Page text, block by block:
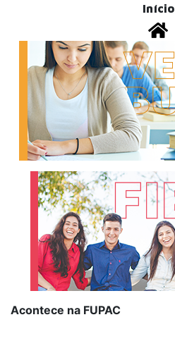
Início
Acontece na FUPAC